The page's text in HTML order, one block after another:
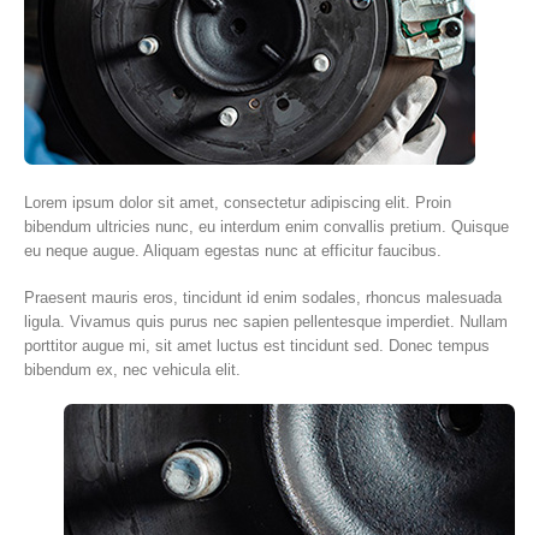
Lorem ipsum dolor sit amet, consectetur adipiscing elit. Proin
bibendum ultricies nunc, eu interdum enim convallis pretium. Quisque
eu neque augue. Aliquam egestas nunc at efficitur faucibus.
Praesent mauris eros, tincidunt id enim sodales, rhoncus malesuada
ligula. Vivamus quis purus nec sapien pellentesque imperdiet. Nullam
porttitor augue mi, sit amet luctus est tincidunt sed. Donec tempus
bibendum ex, nec vehicula elit.